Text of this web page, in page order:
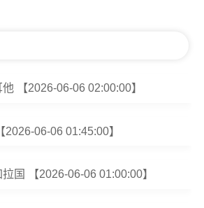
【2026-06-06 02:00:00】
06-06 01:45:00】
国 【2026-06-06 01:00:00】